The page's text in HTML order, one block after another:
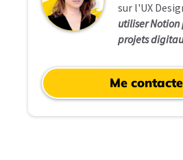
sur l'UX
utiliser Notion
projets
Me